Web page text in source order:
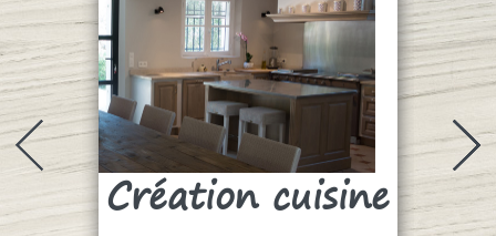
Création cuisine